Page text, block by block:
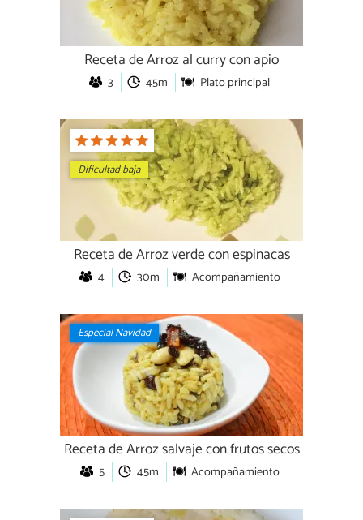
Receta de Arroz al curry con apio
3 45m Plato principal
Dificultad baja
Receta de Arroz verde con espinacas
4 30m Acompañamiento
Especial Navidad
Receta de Arroz salvaje con frutos secos
5 45m Acompañamiento